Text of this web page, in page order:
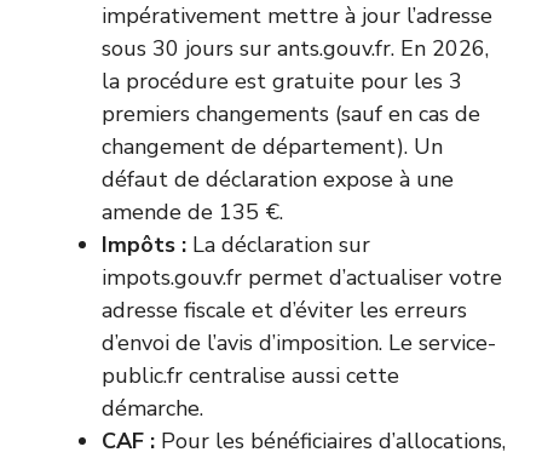
impérativement mettre à jour l’adresse
sous 30 jours sur ants.gouv.fr. En 2026,
la procédure est gratuite pour les 3
premiers changements (sauf en cas de
changement de département). Un
défaut de déclaration expose à une
amende de 135 €.
Impôts : La déclaration sur
impots.gouv.fr permet d’actualiser votre
adresse fiscale et d’éviter les erreurs
d’envoi de l’avis d’imposition. Le service-
public.fr centralise aussi cette
démarche.
CAF : Pour les bénéficiaires d’allocations,